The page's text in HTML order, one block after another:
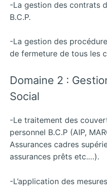
-La gestion des contrats
B.C.P.
-La gestion des
de fermeture de tous les
Domaine 2 :
Social
-Le traitement des
personnel B.C.P (AIP,
Assurances cadres
assurances prêts etc.…).
-L’application des